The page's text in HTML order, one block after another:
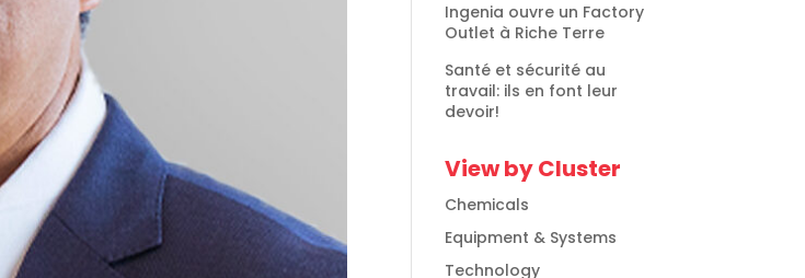
Ingenia ouvre un Factory
Outlet à Riche Terre
Santé et sécurité au
travail: ils en font leur
devoir!
View by Cluster
Chemicals
Equipment & Systems
Technology